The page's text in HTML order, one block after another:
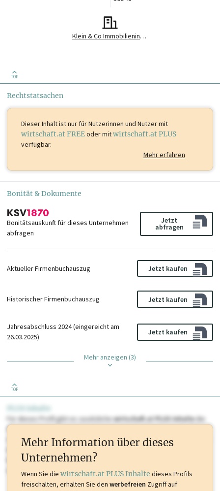
Klein & Co Immobilieninvest GmbH
TOP
Rechtstatsachen
Dieser Inhalt istnur für Nutzerinnen und Nutzer mit
wirtschaft.at FREEoder mitwirtschaft.at PLUS
verfügbar.
Mehr erfahren
Bonität & Dokumente
Bonitätsauskunft für dieses Unternehmen
abfragen
Jetzt
abfragen
Aktueller Firmenbuchauszug Jetzt kaufen
Historischer Firmenbuchauszug Jetzt kaufen
Jahresabschluss 2024 (eingereicht am
26.03.2025)
Jetzt kaufen
Mehr anzeigen (3)
TOP
PLUS Inhalte
Für dieses Profil gibt es zusätzlichewirtschaft.at PLUS Inhaltedie
Sie momentan nicht einsehen können. Schalten Sie dieses Profil frei
oder loggen Sie sich ein um diese Inhalte zu sehen. wirtschaft.at PLUS
Marken, Patente, Rechtstatsachen, OTS-Aussendungen, und viele
mehr.
Mehr Information über dieses
Unternehmen?
Wenn Sie die wirtschaft.at PLUS Inhalte dieses Profils
freischalten, erhalten Sie den werbefreien Zugriff auf